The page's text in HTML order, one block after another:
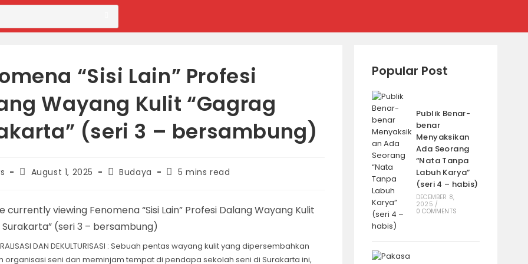
“Sisi Lain” Profesi
Wayang Kulit “Gagrag
(seri 3 – bersambung)
PostAugust 1, 2025
PostBudaya
Reading
5 mins read
DAN DEKULTURISASI : Sebuah pentas wayang kulit yang dipersembahkan
organisasi seni dan meminjam tempat di pendapa sekolah seni di Surakarta ini,
Popular Post
Publik Benar-
benar
Menyaksikan
Ada Seorang
“Nata Tanpa
Labuh Karya”
(seri 4 – habis)
DECEMBER 8,
2025 /
0 COMMENTS